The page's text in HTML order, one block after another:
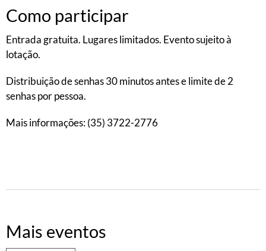
Como participar
Entrada gratuita. Lugares limitados. Evento sujeito à
lotação.
Distribuição de senhas 30 minutos antes e limite de 2
senhas por pessoa.
Mais informações: (35) 3722-2776
Mais eventos